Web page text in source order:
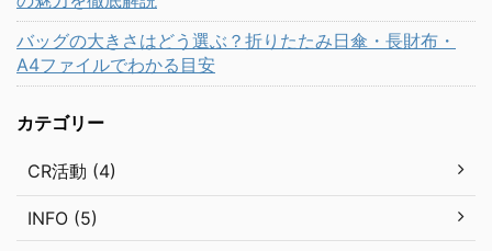
バッグの大きさはどう選ぶ？折りたたみ日傘・長財布・
A4ファイルでわかる目安
カテゴリー
CR活動 (4)
INFO (5)